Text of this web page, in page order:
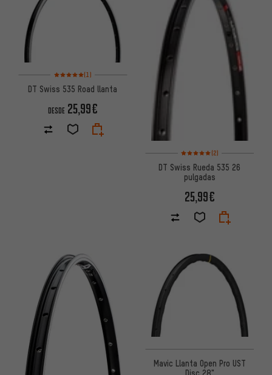
Valoración media: 5 de 5 basada en 1 reseñas
(1)
DT Swiss 535 Road llanta
DESDE 25,99€
Valoración media: 5 de 5
(2)
DT Swiss Rueda 535 26
pulgadas
25,99€
Mavic Llanta Open Pro UST
Disc 28"